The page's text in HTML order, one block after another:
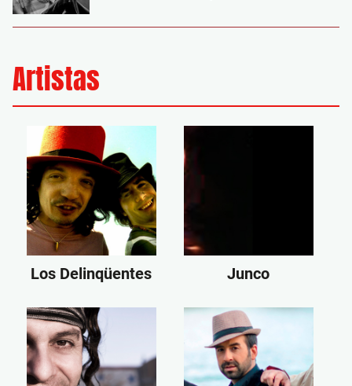
Artistas
Los Delinqüentes Junco